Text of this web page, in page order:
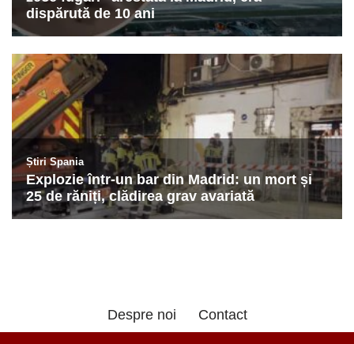
Despre noi Contact